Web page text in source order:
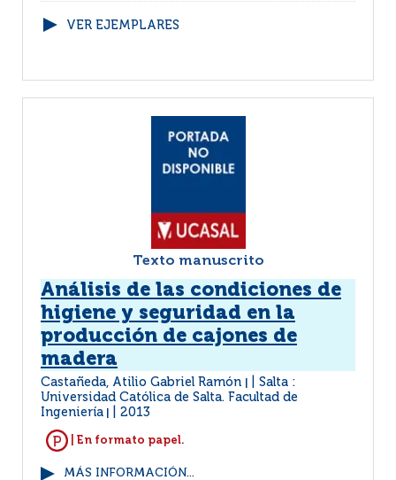
VER EJEMPLARES
Texto manuscrito
Análisis de las condiciones de
higiene y seguridad en la
producción de cajones de
madera
Castañeda, Atilio Gabriel Ramón
Salta :
Universidad Católica de Salta. Facultad de
Ingeniería
2013
| En formato papel.
MÁS INFORMACIÓN...